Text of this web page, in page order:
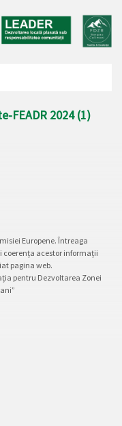
FEADR 2024 (1)
Europene. Întreaga
coerența acestor informații
pagina web.
pentru Dezvoltarea Zonei